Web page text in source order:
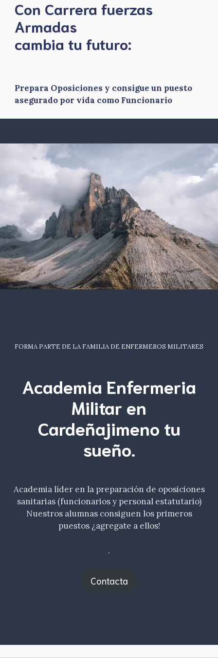
Con Carrera fuerzas
Armadas
​cambia tu futuro:
Prepara Oposiciones y consigue un puesto
asegurado por vida como Funcionario
FORMA PARTE DE LA FAMILIA DE ENFERMEROS MILITARES
Academia Enfermeria
Militar en
Cardeñajimeno tu
sueño.
Academia líder en la preparación de oposiciones
sanitarias (funcionarios y personal estatutario)
Nuestros alumnas consiguen los primeros
puestos ¿agregate a ellos!
.
Contacta